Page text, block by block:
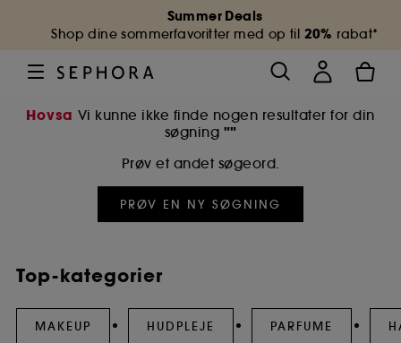
Summer Deals
Shop dine sommerfavoritter med op til 20% rabat*
Hovsa Vi kunne ikke finde nogen resultater for din
søgning ""
Prøv et andet søgeord.
PRØV EN NY SØGNING
Top-kategorier
MAKEUP HUDPLEJE PARFUME